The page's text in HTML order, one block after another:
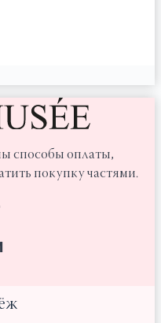
способы оплаты,
покупку частями.